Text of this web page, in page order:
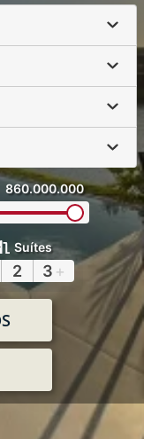
860.000.000
Suítes
2 3 +